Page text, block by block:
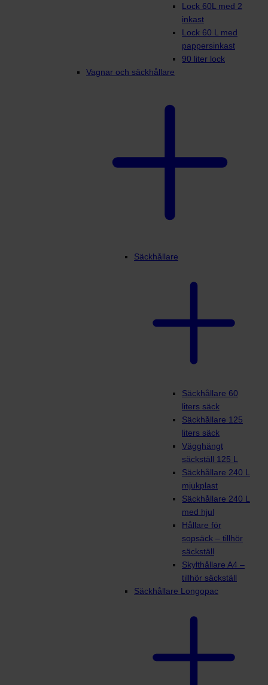
Lock 60L med 2
inkast
Lock 60 L med
pappersinkast
90 liter lock
Vagnar och säckhållare
Säckhållare
Säckhållare 60
liters säck
Säckhållare 125
liters säck
Vägghängt
säckställ 125 L
Säckhållare 240 L
mjukplast
Säckhållare 240 L
med hjul
Hållare för
sopsäck – tillhör
säckställ
Skylthållare A4 –
tillhör säckställ
Säckhållare Longopac